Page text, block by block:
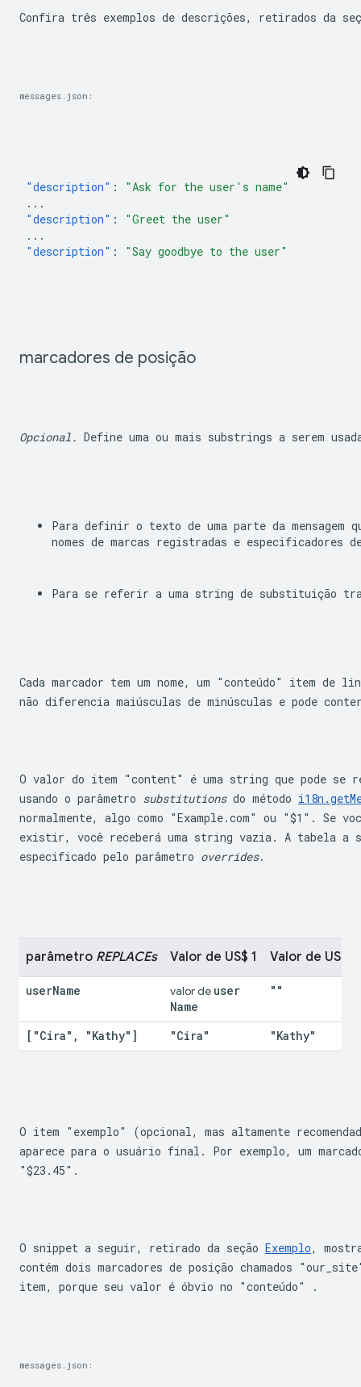
Confira três exemplos de descrições, retirados da
messages.json:
"description" :
"Ask for the user's name"
...
"description" :
"Greet the user"
...
"description" : "Say goodbye to the user"
marcadores de posição
Opcional. Define uma ou mais substrings a serem
Para definir o texto de uma parte da mensagem
nomes de marcas registradas e especificadores
Para se referir a uma string de substituição
Cada marcador tem um nome, um "conteúdo" item de
não diferencia maiúsculas de minúsculas e pode
O valor do item "content" é uma string que pode
usando o parâmetro substitutions do método
normalmente, algo como "Example.com" ou "$1". Se
existir, você receberá uma string vazia. A tabela a
especificado pelo parâmetro overrides.
parâmetro REPLACEs Valor de US$ 1 Valor de US $2
userName valor de user
Name
""
["Cira" , "Kathy"] "Cira" "Kathy"
O item "exemplo" (opcional, mas altamente
"$23.45" .
O snippet a seguir, retirado da seção Exemplo,
contém dois marcadores de posição chamados
item, porque seu valor é óbvio no "conteúdo" .
messages.json: